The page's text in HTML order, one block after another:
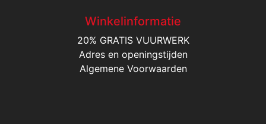
Winkelinformatie
20% GRATIS VUURWERK
Adres en openingstijden
Algemene Voorwaarden